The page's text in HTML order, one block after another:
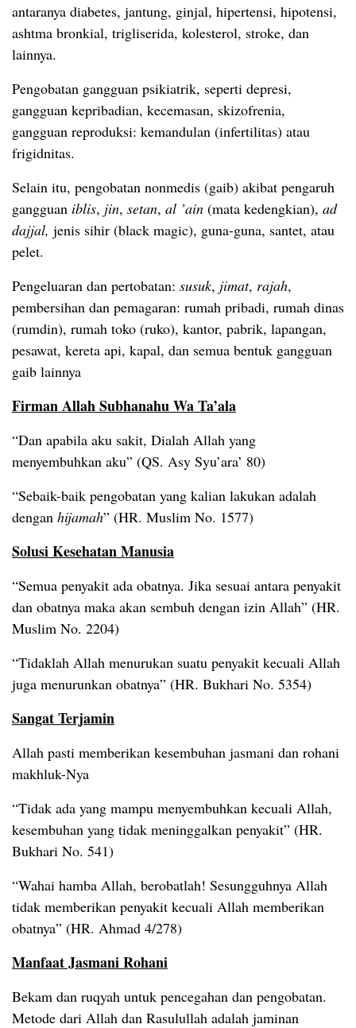
antaranya diabetes, jantung, ginjal, hipertensi, hipotensi,
ashtma bronkial, trigliserida, kolesterol, stroke, dan
lainnya.
Pengobatan gangguan psikiatrik, seperti depresi,
gangguan kepribadian, kecemasan, skizofrenia,
gangguan reproduksi: kemandulan (infertilitas) atau
frigidnitas.
Selain itu, pengobatan nonmedis (gaib) akibat pengaruh
gangguan iblis, jin, setan, al ’ain (mata kedengkian), ad
dajjal, jenis sihir (black magic), guna-guna, santet, atau
pelet.
Pengeluaran dan pertobatan: susuk, jimat, rajah,
pembersihan dan pemagaran: rumah pribadi, rumah dinas
(rumdin), rumah toko (ruko), kantor, pabrik, lapangan,
pesawat, kereta api, kapal, dan semua bentuk gangguan
gaib lainnya
Firman Allah Subhanahu Wa Ta’ala
“Dan apabila aku sakit, Dialah Allah yang
menyembuhkan aku” (QS. Asy Syu’ara’ 80)
“Sebaik-baik pengobatan yang kalian lakukan adalah
dengan hijamah” (HR. Muslim No. 1577)
Solusi Kesehatan Manusia
“Semua penyakit ada obatnya. Jika sesuai antara penyakit
dan obatnya maka akan sembuh dengan izin Allah” (HR.
Muslim No. 2204)
“Tidaklah Allah menurukan suatu penyakit kecuali Allah
juga menurunkan obatnya” (HR. Bukhari No. 5354)
Sangat Terjamin
Allah pasti memberikan kesembuhan jasmani dan rohani
makhluk-Nya
“Tidak ada yang mampu menyembuhkan kecuali Allah,
kesembuhan yang tidak meninggalkan penyakit” (HR.
Bukhari No. 541)
“Wahai hamba Allah, berobatlah! Sesungguhnya Allah
tidak memberikan penyakit kecuali Allah memberikan
obatnya” (HR. Ahmad 4/278)
Manfaat Jasmani Rohani
Bekam dan ruqyah untuk pencegahan dan pengobatan.
Metode dari Allah dan Rasulullah adalah jaminan